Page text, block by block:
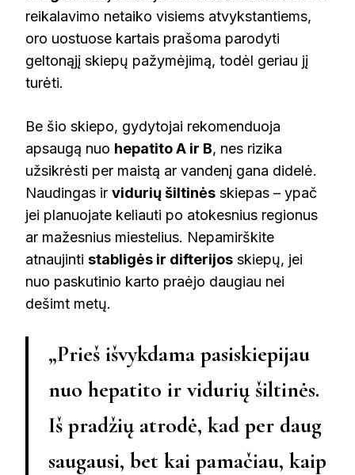
reikalavimo netaiko visiems atvykstantiems,
oro uostuose kartais prašoma parodyti
geltonąjį skiepų pažymėjimą, todėl geriau jį
turėti.
Be šio skiepo, gydytojai rekomenduoja
apsaugą nuo hepatito A ir B, nes rizika
užsikrėsti per maistą ar vandenį gana didelė.
Naudingas ir vidurių šiltinės skiepas – ypač
jei planuojate keliauti po atokesnius regionus
ar mažesnius miestelius. Nepamirškite
atnaujinti stabligės ir difterijos skiepų, jei
nuo paskutinio karto praėjo daugiau nei
dešimt metų.
„Prieš išvykdama pasiskiepijau
nuo hepatito ir vidurių šiltinės.
Iš pradžių atrodė, kad per daug
saugausi, bet kai pamačiau, kaip